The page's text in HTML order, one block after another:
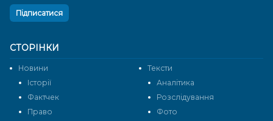
СТОРІНКИ
Новини
Тексти
Історії
Аналітика
Фактчек
Розслідування
Право
Фото
Підписатися